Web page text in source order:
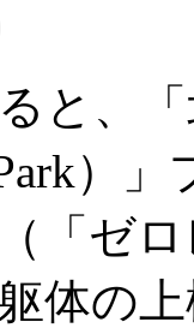
と、
）
「ゼ
体の